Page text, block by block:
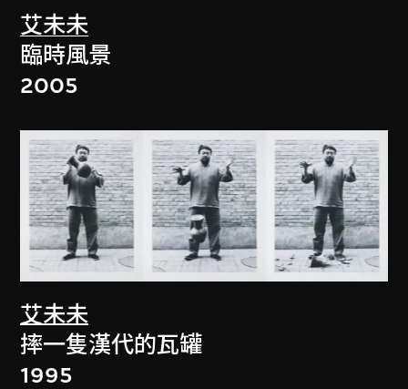
艾未未
臨時風景
2005
艾未未
摔一隻漢代的瓦罐
1995